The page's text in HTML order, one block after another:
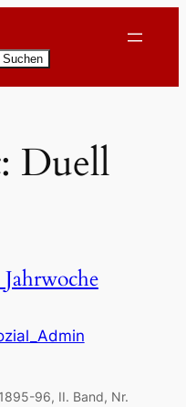
Suchen
Duell
96, II. Band, Nr.